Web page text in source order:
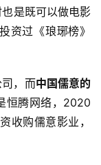
是既可以做电影
资过《琅琊榜》
司，而中国儒意的
恒腾网络，2020
收购儒意影业，